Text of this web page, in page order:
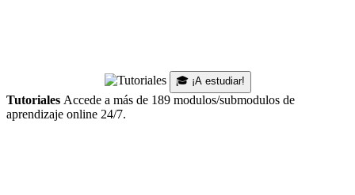
🎓 ¡A estudiar!
Tutoriales Accede a más de 189 modulos/submodulos de
aprendizaje online 24/7.